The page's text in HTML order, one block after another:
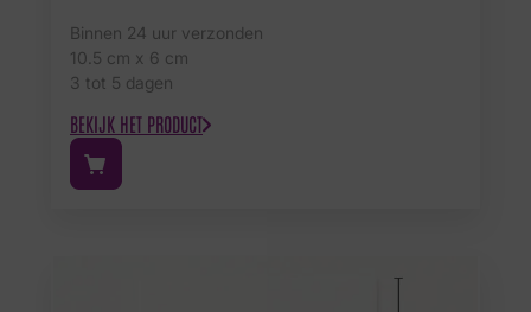
Binnen 24 uur verzonden
10.5 cm x 6 cm
3 tot 5 dagen
BEKIJK HET PRODUCT